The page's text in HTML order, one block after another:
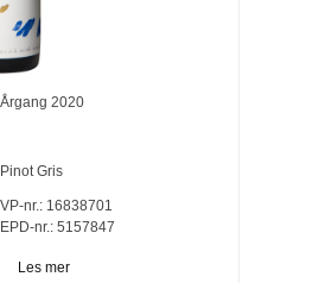
Årgang 2020
Pinot Gris
VP-nr.:16838701
EPD-nr.: 5157847
Les mer